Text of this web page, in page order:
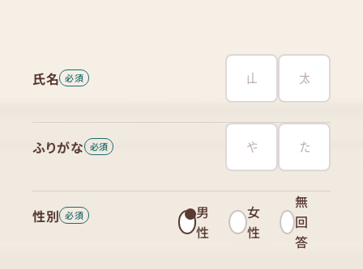
氏名
ふりがな
性別
男
性
女
性
無
回
答